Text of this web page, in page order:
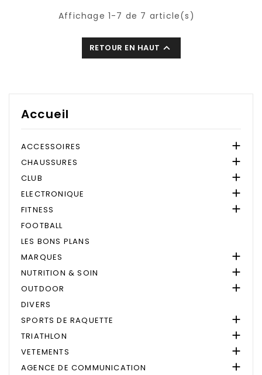
Affichage 1-7 de 7 article(s)
RETOUR EN HAUT 
Accueil
ACCESSOIRES 
CHAUSSURES 
CLUB 
ELECTRONIQUE 
FITNESS 
FOOTBALL
LES BONS PLANS
MARQUES

NUTRITION & SOIN 
OUTDOOR 
DIVERS
SPORTS DE RAQUETTE

TRIATHLON 
VETEMENTS 
AGENCE DE COMMUNICATION 